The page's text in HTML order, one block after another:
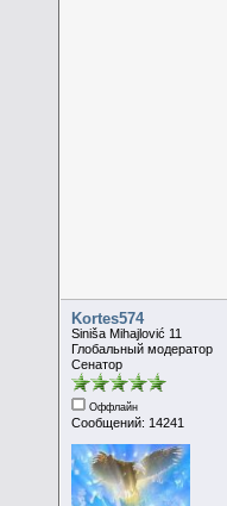
Kortes574
Siniša Mihajlović 11
Глобальный модератор
Сенатор
Оффлайн
Сообщений: 14241